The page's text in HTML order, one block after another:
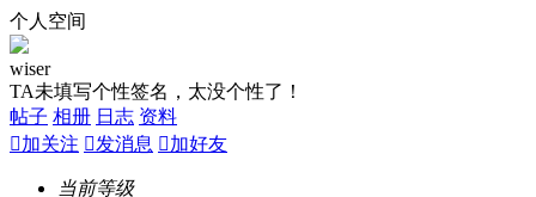
个人空间
wiser
TA未填写个性签名，太没个性了！
帖子 相册 日志 资料
加关注 发消息 加好友
当前等级